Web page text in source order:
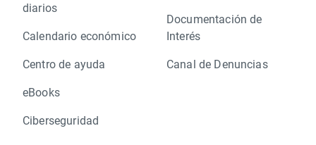
diarios
Calendario económico
Centro de ayuda
eBooks
Ciberseguridad
Documentación de
Interés
Canal de Denuncias